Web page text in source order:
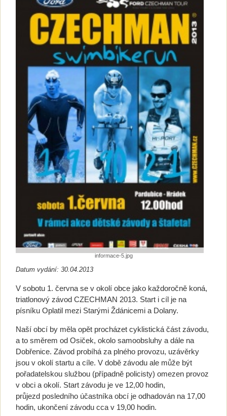
informace-5.jpg
Datum vydání: 30.04.2013
V sobotu 1. června se v okolí obce jako každoročně koná,
triatlonový závod CZECHMAN 2013. Start i cíl je na
písníku Oplatil mezi Starými Ždánicemi a Dolany.
Naší obcí by měla opět procházet cyklistická část závodu,
a to směrem od Osiček, okolo samoobsluhy a dále na
Dobřenice. Závod probíhá za plného provozu, uzávěrky
jsou v okolí startu a cíle. V době závodu ale může být
pořadatelskou službou (případně policisty) omezen provoz
v obci a okolí. Start závodu je ve 12,00 hodin,
průjezd posledního účastníka obcí je odhadován na 17,00
hodin, ukončení závodu cca v 19,00 hodin.